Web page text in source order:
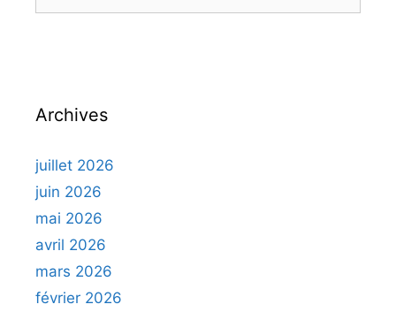
Archives
juillet 2026
juin 2026
mai 2026
avril 2026
mars 2026
février 2026